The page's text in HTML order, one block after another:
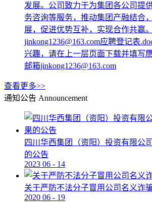
发展。公司致力于为集团各公司提
务咨询等服务，推动集团产融结合
展，促进优势互补，实现合作共赢
jinkong1236@163.com应聘登记表
兴趣，请在上一层页面下载并填写
邮箱jinkong1236@163.com
查看更多>>
通知公告 Announcement
四川华西集团（资阳）投资有限公
的公告
2023 06 - 14
关于严防不法分子冒用公司名义诈
2020 06 - 19